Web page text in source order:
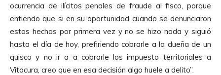
ocurrencia de ilícitos penales de fraude al fisco, porque
entiendo que si en su oportunidad cuando se denunciaron
estos hechos por primera vez y no se hizo nada y siguió
hasta el día de hoy, prefiriendo cobrarle a la dueña de un
quisco y no ir a a cobrarle los impuesto territoriales a
Vitacura, creo que en esa decisión algo huele a delito”.